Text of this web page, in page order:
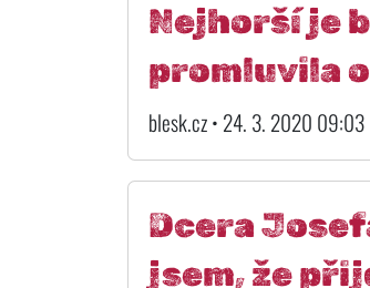
Nejhorší je
promluvila
blesk.cz • 24. 3. 2020 09:03
Dcera
jsem, že